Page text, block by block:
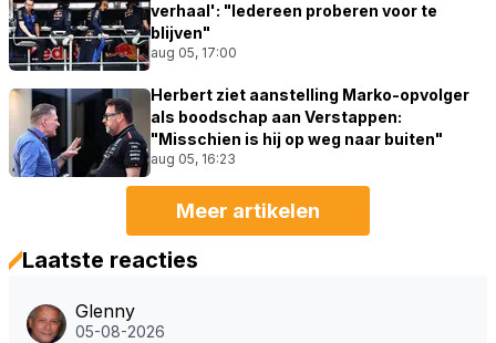
verhaal': "Iedereen proberen voor te
blijven"
aug 05, 17:00
Herbert ziet aanstelling Marko-opvolger
als boodschap aan Verstappen:
"Misschien is hij op weg naar buiten"
aug 05, 16:23
Meer artikelen
Laatste reacties
Glenny
05-08-2026